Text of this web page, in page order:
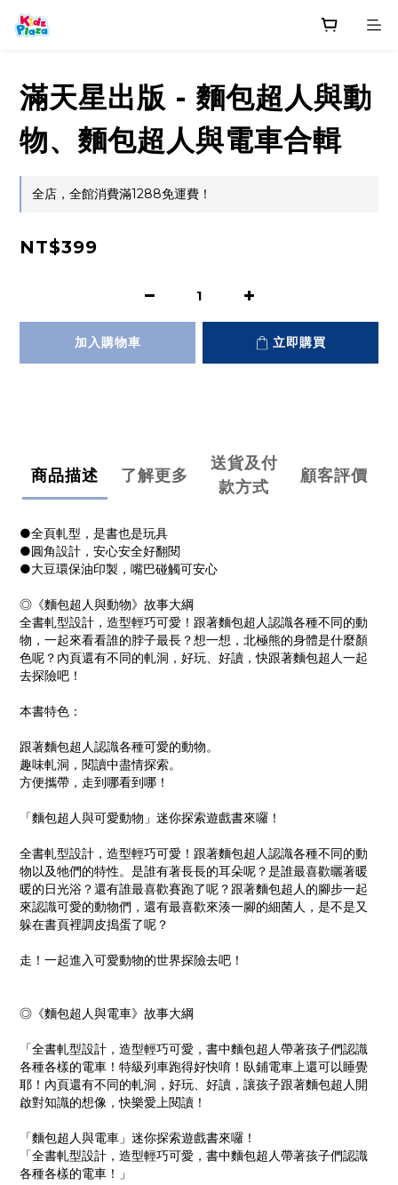
滿天星出版 - 麵包超人與動
物、麵包超人與電車合輯
全店，全館消費滿1288免運費！
NT$399
加入購物車 立即購買
商品描述 了解更多
送貨及付
款方式
顧客評價
●全頁軋型，是書也是玩具
●圓角設計，安心安全好翻閱
●大豆環保油印製，嘴巴碰觸可安心
◎《麵包超人與動物》故事大綱
全書軋型設計，造型輕巧可愛！跟著麵包超人認識各種不同的動
物，一起來看看誰的脖子最長？想一想，北極熊的身體是什麼顏
色呢？內頁還有不同的軋洞，好玩、好讀，快跟著麵包超人一起
去探險吧！
本書特色：
跟著麵包超人認識各種可愛的動物。
趣味軋洞，閱讀中盡情探索。
方便攜帶，走到哪看到哪！
「麵包超人與可愛動物」迷你探索遊戲書來囉！
全書軋型設計，造型輕巧可愛！跟著麵包超人認識各種不同的動
物以及牠們的特性。是誰有著長長的耳朵呢？是誰最喜歡曬著暖
暖的日光浴？還有誰最喜歡賽跑了呢？跟著麵包超人的腳步一起
來認識可愛的動物們，還有最喜歡來湊一腳的細菌人，是不是又
躲在書頁裡調皮搗蛋了呢？
走！一起進入可愛動物的世界探險去吧！
◎《麵包超人與電車》故事大綱
「全書軋型設計，造型輕巧可愛，書中麵包超人帶著孩子們認識
各種各樣的電車！特級列車跑得好快唷！臥鋪電車上還可以睡覺
耶！內頁還有不同的軋洞，好玩、好讀，讓孩子跟著麵包超人開
啟對知識的想像，快樂愛上閱讀！
「麵包超人與電車」迷你探索遊戲書來囉！
「全書軋型設計，造型輕巧可愛，書中麵包超人帶著孩子們認識
各種各樣的電車！」